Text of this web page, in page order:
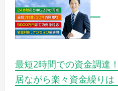
最短2時間での資金調達
居ながら楽々資金繰りは